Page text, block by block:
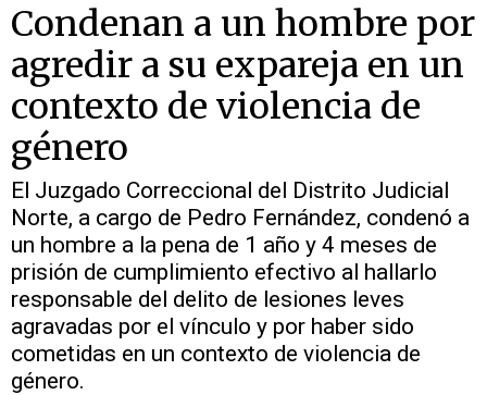
Condenan a un hombre por
agredir a su expareja en un
contexto de violencia de
género
El Juzgado Correccional del Distrito Judicial
Norte, a cargo de Pedro Fernández, condenó a
un hombre a la pena de 1 año y 4 meses de
prisión de cumplimiento efectivo al hallarlo
responsable del delito de lesiones leves
agravadas por el vínculo y por haber sido
cometidas en un contexto de violencia de
género.